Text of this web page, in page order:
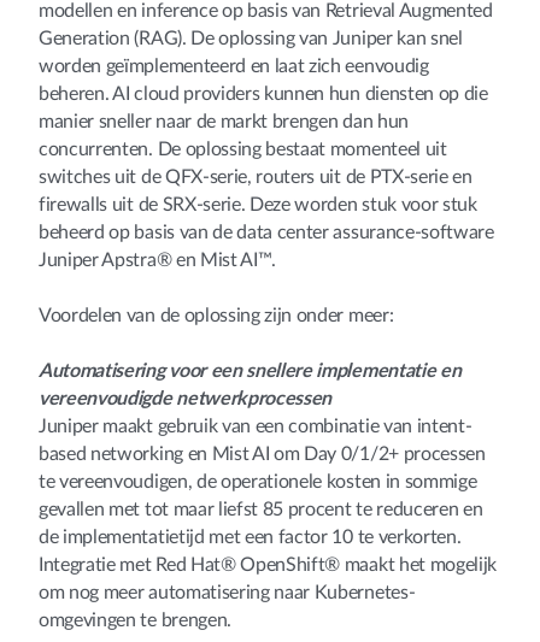
modellen en inference op basis van Retrieval Augmented
Generation (RAG). De oplossing van Juniper kan snel
worden geïmplementeerd en laat zich eenvoudig
beheren. AI cloud providers kunnen hun diensten op die
manier sneller naar de markt brengen dan hun
concurrenten. De oplossing bestaat momenteel uit
switches uit de QFX-serie, routers uit de PTX-serie en
firewalls uit de SRX-serie. Deze worden stuk voor stuk
beheerd op basis van de data center assurance-software
Juniper Apstra® en Mist AI™.
Voordelen van de oplossing zijn onder meer:
Automatisering voor een snellere implementatie en
vereenvoudigde netwerkprocessen
Juniper maakt gebruik van een combinatie van intent-
based networking en Mist AI om Day 0/1/2+ processen
te vereenvoudigen, de operationele kosten in sommige
gevallen met tot maar liefst 85 procent te reduceren en
de implementatietijd met een factor 10 te verkorten.
Integratie met Red Hat® OpenShift® maakt het mogelijk
om nog meer automatisering naar Kubernetes-
omgevingen te brengen.